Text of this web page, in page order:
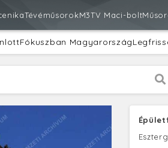
TévéműsorokM3TV Maci-bolt
Fókuszban Magyarország